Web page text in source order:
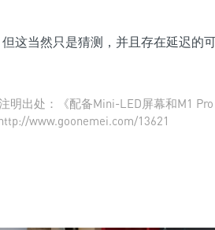
这当然只是猜测，并且存在延迟的
明出处：《配备Mini-LED屏幕和M1
www.goonemei.com/13621